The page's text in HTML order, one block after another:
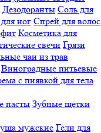
Дезодоранты Соль для
ног Спрей для волос
Косметика для
свечи Грязи
чаи из трав
Виноградные питьевые
с пиявкой для тела
пасты Зубные щётки
мужские Гели для